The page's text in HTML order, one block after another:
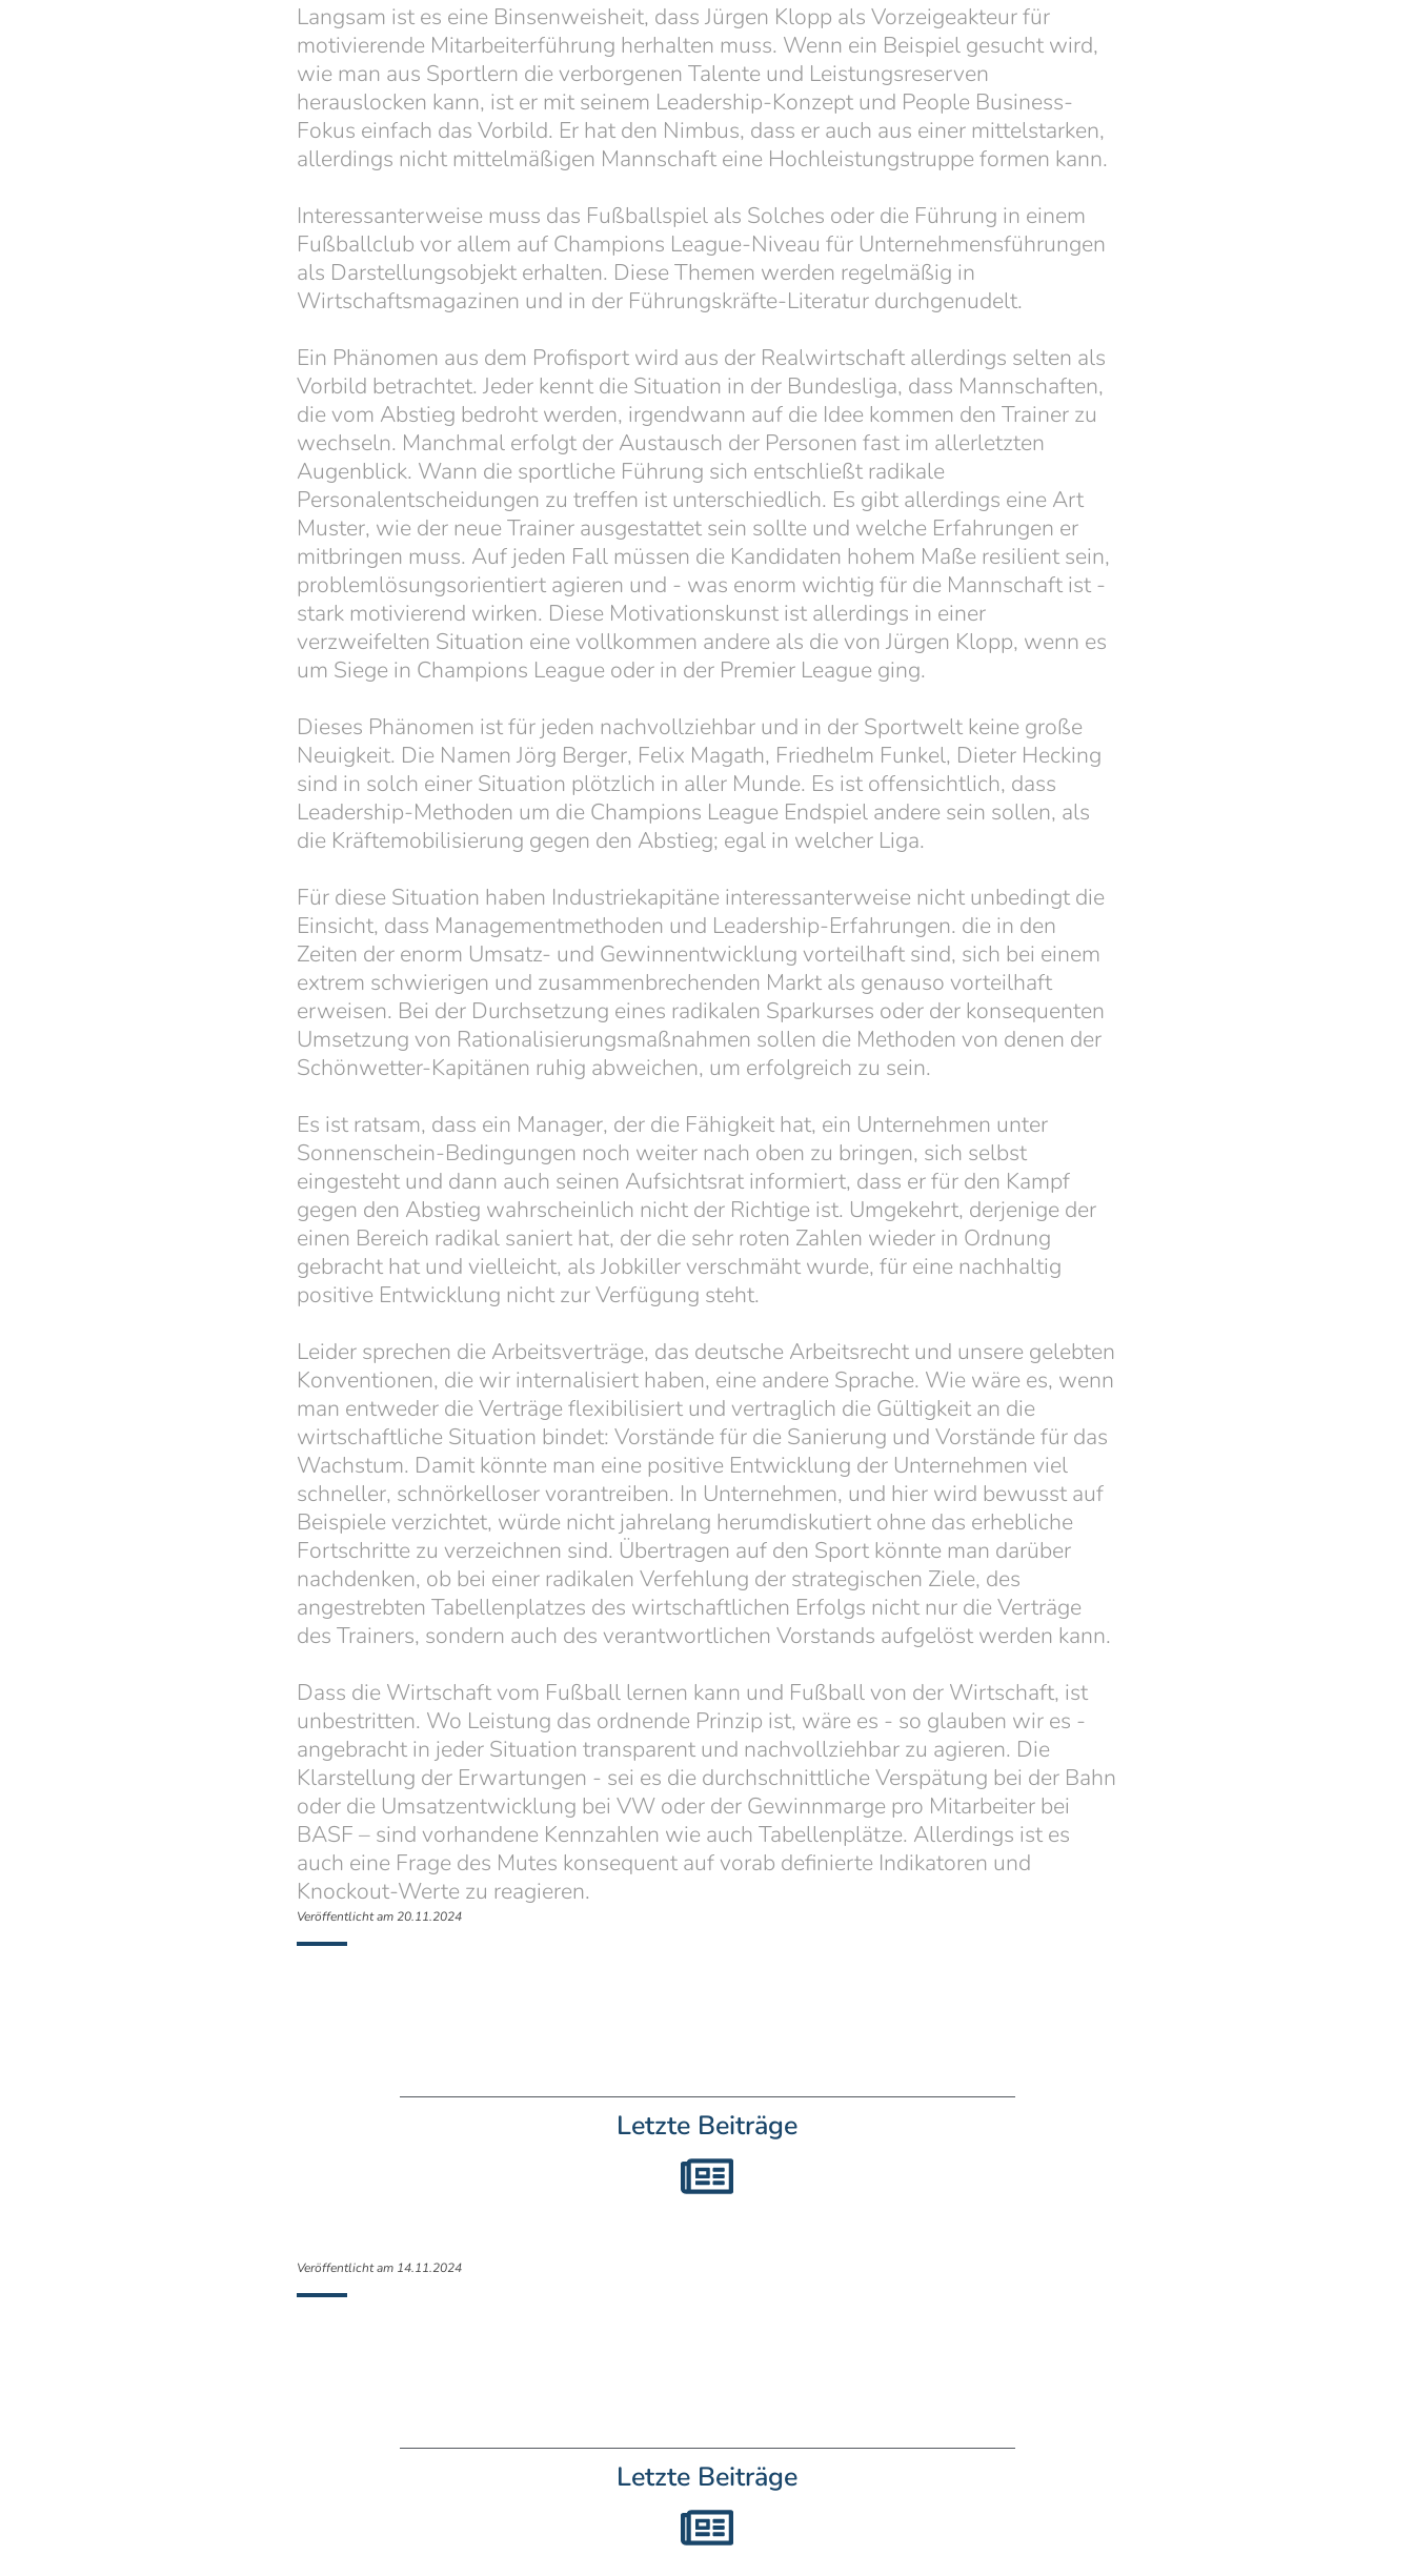
Langsam ist es eine Binsenweisheit, dass Jürgen Klopp als Vorzeigeakteur für
motivierende Mitarbeiterführung herhalten muss. Wenn ein Beispiel gesucht wird,
wie man aus Sportlern die verborgenen Talente und Leistungsreserven
herauslocken kann, ist er mit seinem Leadership-Konzept und People Business-
Fokus einfach das Vorbild. Er hat den Nimbus, dass er auch aus einer mittelstarken,
allerdings nicht mittelmäßigen Mannschaft eine Hochleistungstruppe formen kann.
Interessanterweise muss das Fußballspiel als Solches oder die Führung in einem
Fußballclub vor allem auf Champions League-Niveau für Unternehmensführungen
als Darstellungsobjekt erhalten. Diese Themen werden regelmäßig in
Wirtschaftsmagazinen und in der Führungskräfte-Literatur durchgenudelt.
Ein Phänomen aus dem Profisport wird aus der Realwirtschaft allerdings selten als
Vorbild betrachtet. Jeder kennt die Situation in der Bundesliga, dass Mannschaften,
die vom Abstieg bedroht werden, irgendwann auf die Idee kommen den Trainer zu
wechseln. Manchmal erfolgt der Austausch der Personen fast im allerletzten
Augenblick. Wann die sportliche Führung sich entschließt radikale
Personalentscheidungen zu treffen ist unterschiedlich. Es gibt allerdings eine Art
Muster, wie der neue Trainer ausgestattet sein sollte und welche Erfahrungen er
mitbringen muss. Auf jeden Fall müssen die Kandidaten hohem Maße resilient sein,
problemlösungsorientiert agieren und - was enorm wichtig für die Mannschaft ist -
stark motivierend wirken. Diese Motivationskunst ist allerdings in einer
verzweifelten Situation eine vollkommen andere als die von Jürgen Klopp, wenn es
um Siege in Champions League oder in der Premier League ging.
Dieses Phänomen ist für jeden nachvollziehbar und in der Sportwelt keine große
Neuigkeit. Die Namen Jörg Berger, Felix Magath, Friedhelm Funkel, Dieter Hecking
sind in solch einer Situation plötzlich in aller Munde. Es ist offensichtlich, dass
Leadership-Methoden um die Champions League Endspiel andere sein sollen, als
die Kräftemobilisierung gegen den Abstieg; egal in welcher Liga.
Für diese Situation haben Industriekapitäne interessanterweise nicht unbedingt die
Einsicht, dass Managementmethoden und Leadership-Erfahrungen. die in den
Zeiten der enorm Umsatz- und Gewinnentwicklung vorteilhaft sind, sich bei einem
extrem schwierigen und zusammenbrechenden Markt als genauso vorteilhaft
erweisen. Bei der Durchsetzung eines radikalen Sparkurses oder der konsequenten
Umsetzung von Rationalisierungsmaßnahmen sollen die Methoden von denen der
Schönwetter-Kapitänen ruhig abweichen, um erfolgreich zu sein.
Es ist ratsam, dass ein Manager, der die Fähigkeit hat, ein Unternehmen unter
Sonnenschein-Bedingungen noch weiter nach oben zu bringen, sich selbst
eingesteht und dann auch seinen Aufsichtsrat informiert, dass er für den Kampf
gegen den Abstieg wahrscheinlich nicht der Richtige ist. Umgekehrt, derjenige der
einen Bereich radikal saniert hat, der die sehr roten Zahlen wieder in Ordnung
gebracht hat und vielleicht, als Jobkiller verschmäht wurde, für eine nachhaltig
positive Entwicklung nicht zur Verfügung steht.
Leider sprechen die Arbeitsverträge, das deutsche Arbeitsrecht und unsere gelebten
Konventionen, die wir internalisiert haben, eine andere Sprache. Wie wäre es, wenn
man entweder die Verträge flexibilisiert und vertraglich die Gültigkeit an die
wirtschaftliche Situation bindet: Vorstände für die Sanierung und Vorstände für das
Wachstum. Damit könnte man eine positive Entwicklung der Unternehmen viel
schneller, schnörkelloser vorantreiben. In Unternehmen, und hier wird bewusst auf
Beispiele verzichtet, würde nicht jahrelang herumdiskutiert ohne das erhebliche
Fortschritte zu verzeichnen sind. Übertragen auf den Sport könnte man darüber
nachdenken, ob bei einer radikalen Verfehlung der strategischen Ziele, des
angestrebten Tabellenplatzes des wirtschaftlichen Erfolgs nicht nur die Verträge
des Trainers, sondern auch des verantwortlichen Vorstands aufgelöst werden kann.
Dass die Wirtschaft vom Fußball lernen kann und Fußball von der Wirtschaft, ist
unbestritten. Wo Leistung das ordnende Prinzip ist, wäre es - so glauben wir es -
angebracht in jeder Situation transparent und nachvollziehbar zu agieren. Die
Klarstellung der Erwartungen - sei es die durchschnittliche Verspätung bei der Bahn
oder die Umsatzentwicklung bei VW oder der Gewinnmarge pro Mitarbeiter bei
BASF – sind vorhandene Kennzahlen wie auch Tabellenplätze. Allerdings ist es
auch eine Frage des Mutes konsequent auf vorab definierte Indikatoren und
Knockout-Werte zu reagieren.
Veröffentlicht am 20.11.2024
Letzte Beiträge
Veröffentlicht am 14.11.2024
Letzte Beiträge